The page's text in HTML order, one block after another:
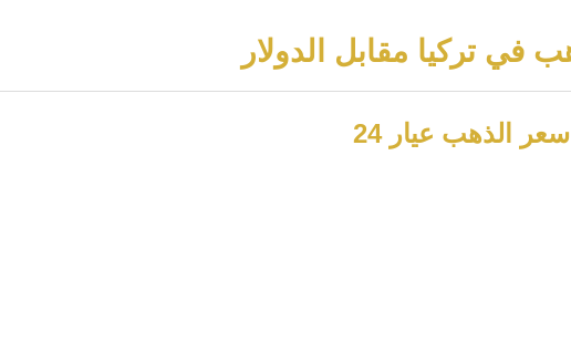
في تركيا مقابل الدولار
سعر الذهب عيار 24